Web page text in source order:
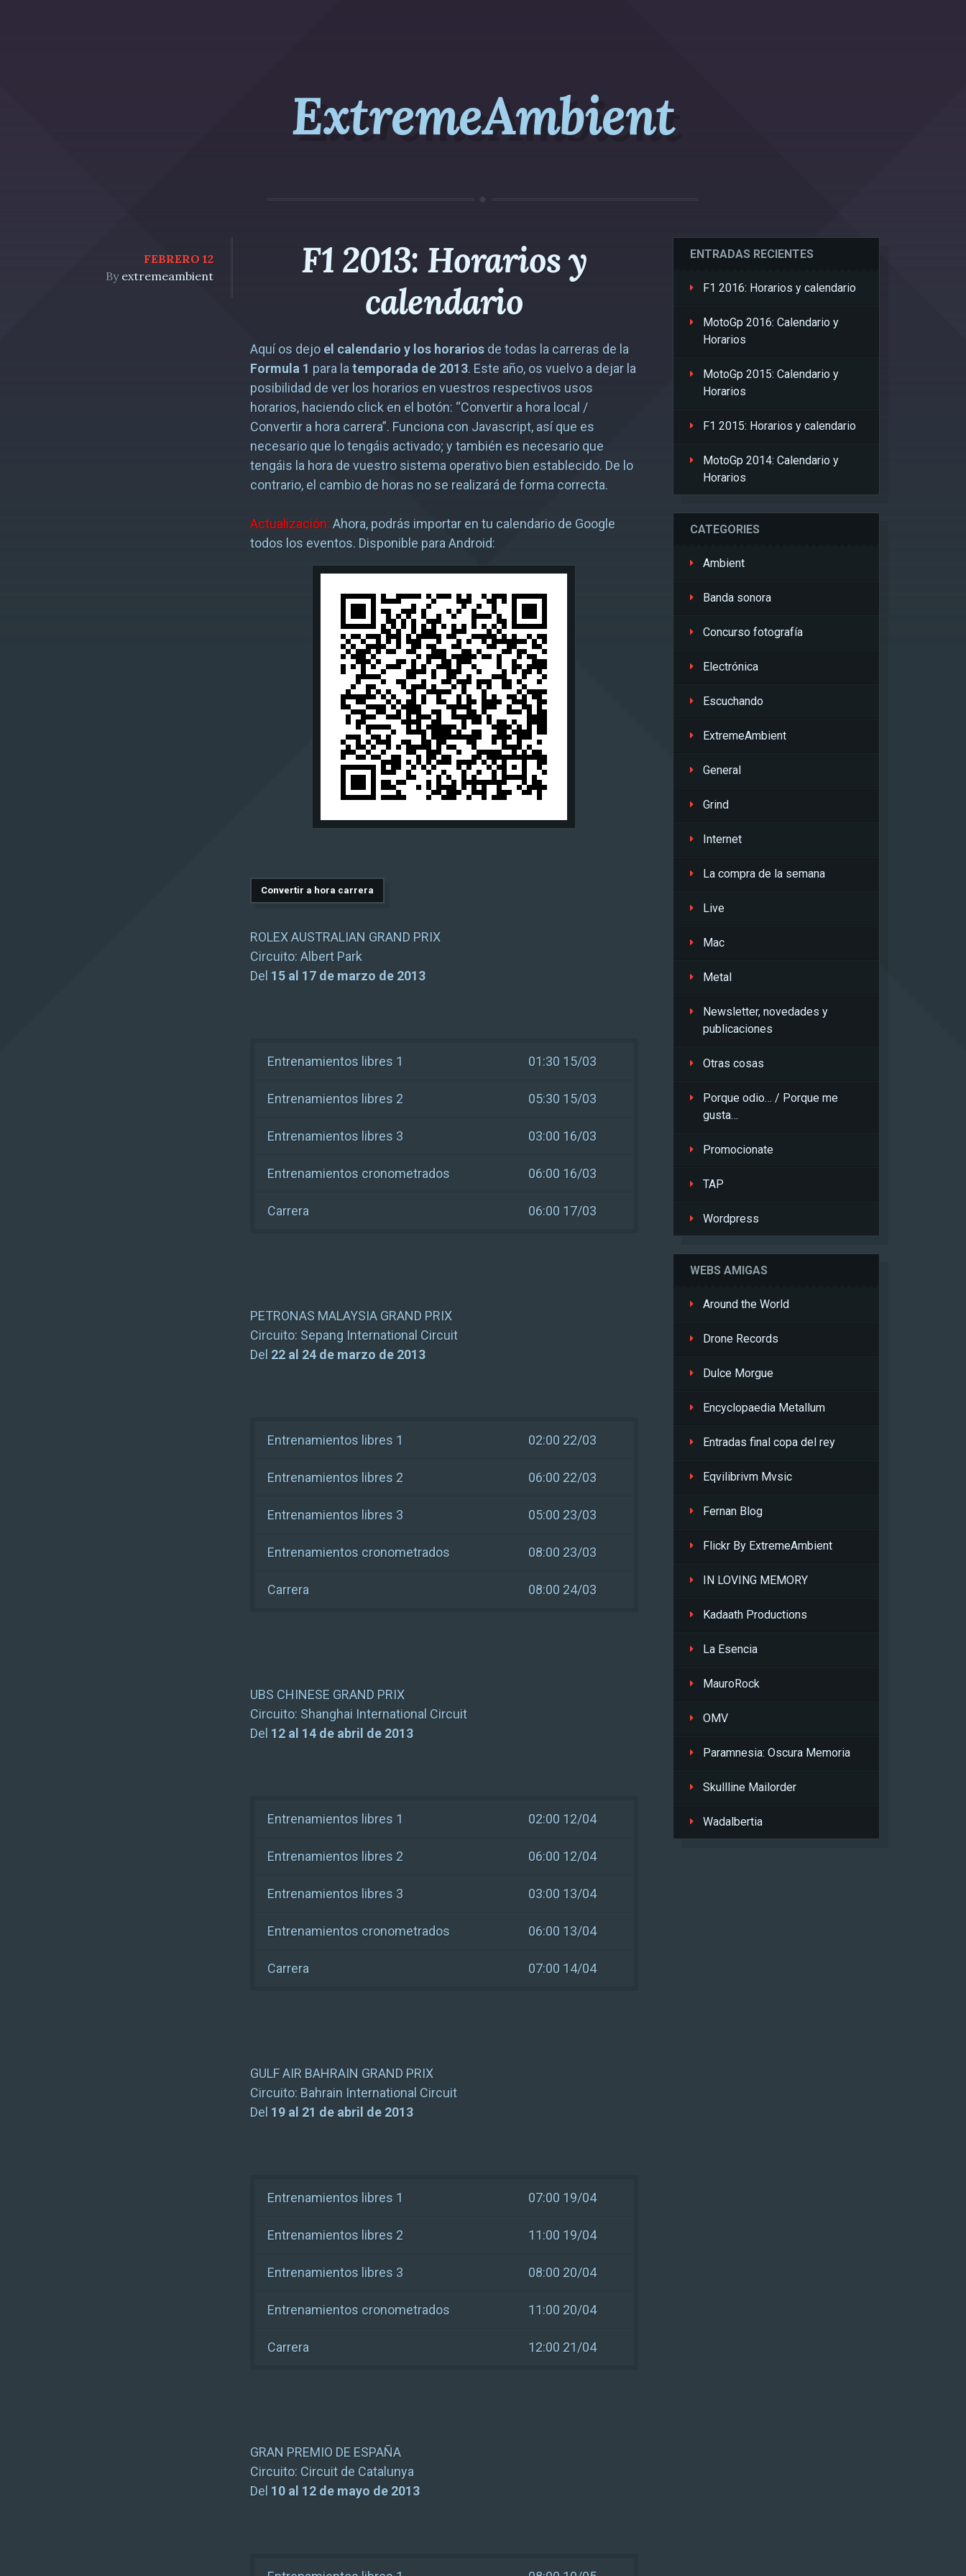
ExtremeAmbient
FEBRERO 12
By extremeambient
F1 2013: Horarios y
calendario
Aquí os dejo el calendario y los horariosde todas la carreras de la
Formula 1 para la temporada de 2013. Este año, os vuelvo a dejar la
posibilidad de ver los horarios en vuestros respectivos usos
horarios, haciendo click en el botón: “Convertir a hora local /
Convertir a hora carrera”. Funciona con Javascript, así que es
necesario que lo tengáis activado; y también es necesario que
tengáis la hora de vuestro sistema operativo bien establecido. De lo
contrario, el cambio de horas no se realizará de forma correcta.
Actualización: Ahora, podrás importar en tu calendario de Google
todos los eventos. Disponible para Android:
ROLEX AUSTRALIAN GRAND PRIX
Circuito: Albert Park
Del 15 al 17 de marzo de 2013
Entrenamientos libres 1 01:30 15/03
Entrenamientos libres 2 05:30 15/03
Entrenamientos libres 3 03:00 16/03
Entrenamientos cronometrados 06:00 16/03
Carrera 06:00 17/03
PETRONAS MALAYSIA GRAND PRIX
Circuito: Sepang International Circuit
Del 22 al 24 de marzo de 2013
Entrenamientos libres 1 02:00 22/03
Entrenamientos libres 2 06:00 22/03
Entrenamientos libres 3 05:00 23/03
Entrenamientos cronometrados 08:00 23/03
Carrera 08:00 24/03
UBS CHINESE GRAND PRIX
Circuito: Shanghai International Circuit
Del 12 al 14 de abril de 2013
Entrenamientos libres 1 02:00 12/04
Entrenamientos libres 2 06:00 12/04
Entrenamientos libres 3 03:00 13/04
Entrenamientos cronometrados 06:00 13/04
Carrera 07:00 14/04
GULF AIR BAHRAIN GRAND PRIX
Circuito: Bahrain International Circuit
Del 19 al 21 de abril de 2013
Entrenamientos libres 1 07:00 19/04
Entrenamientos libres 2 11:00 19/04
Entrenamientos libres 3 08:00 20/04
Entrenamientos cronometrados 11:00 20/04
Carrera 12:00 21/04
GRAN PREMIO DE ESPAÑA
Circuito: Circuit de Catalunya
Del 10 al 12 de mayo de 2013
ENTRADAS RECIENTES
F1 2016: Horarios y calendario
MotoGp 2016: Calendario y
Horarios
MotoGp 2015: Calendario y
Horarios
F1 2015: Horarios y calendario
MotoGp 2014: Calendario y
Horarios
CATEGORIES
Ambient
Banda sonora
Concurso fotografía
Electrónica
Escuchando
ExtremeAmbient
General
Grind
Internet
La compra de la semana
Live
Mac
Metal
Newsletter, novedades y
publicaciones
Otras cosas
Porque odio… / Porque me
gusta…
Promocionate
TAP
Wordpress
WEBS AMIGAS
Around the World
Drone Records
Dulce Morgue
Encyclopaedia Metallum
Entradas final copa del rey
Eqvilibrivm Mvsic
Fernan Blog
Flickr By ExtremeAmbient
IN LOVING MEMORY
Kadaath Productions
La Esencia
MauroRock
OMV
Paramnesia: Oscura Memoria
Skullline Mailorder
Wadalbertia